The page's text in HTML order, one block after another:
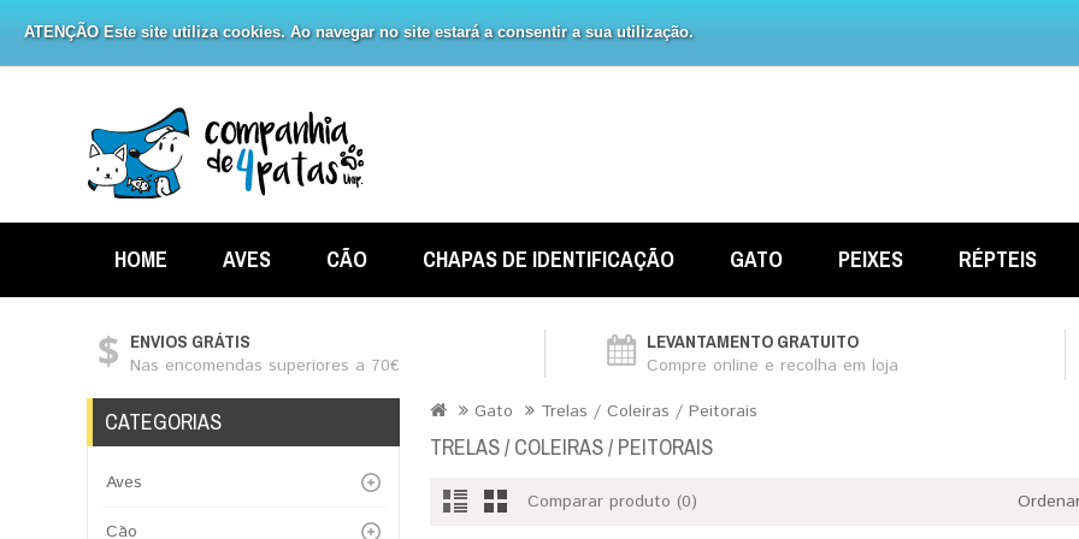
ATENÇÃO Este site utiliza cookies. Ao navegar no site estará a consentir a sua utilização.
HOME AVES CÃO CHAPAS DE IDENTIFICAÇÃO GATO PEIXES RÉPTEIS
ENVIOS GRÁTIS
Nas encomendas superiores a 70€
LEVANTAMENTO GRATUITO
Compre online e recolha em loja
CATEGORIAS
Aves
Cão
Gato Trelas / Coleiras / Peitorais
TRELAS / COLEIRAS / PEITORAIS
Comparar produto (0)